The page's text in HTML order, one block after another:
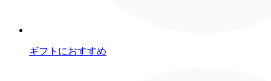
ギフトにおすすめ